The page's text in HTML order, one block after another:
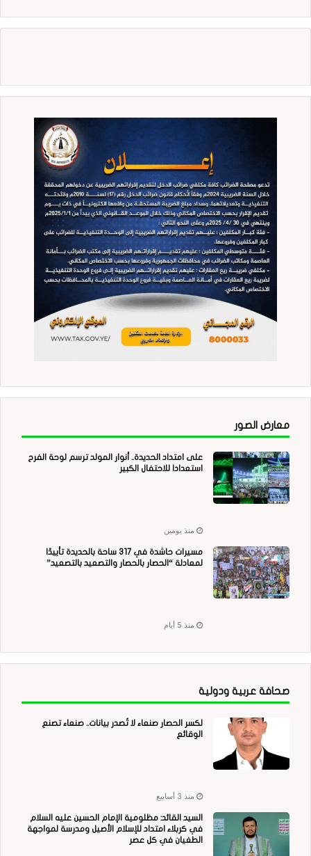
معارض الصور
على امتداد الحديدة.. أنوار المولد ترسم لوحة الفرح
استعدادا للاحتفال الكبير
منذ يومين
مسيرات حاشدة في 317 ساحة بالحديدة تأييدًا
لمعادلة “الحصار بالحصار والتصعيد بالتصعيد”
منذ 5 أيام
صحافة عربية ودولية
لكسر الحصار صنعاء لا تُصدر بيانات.. صنعاء تصنع
الوقائع
منذ 3 أسابيع
السيد القائد: مظلومية الإمام الحسين عليه السلام
في كربلاء امتداد للإسلام الأصيل ومدرسة لمواجهة
الطغيان في كل عصر